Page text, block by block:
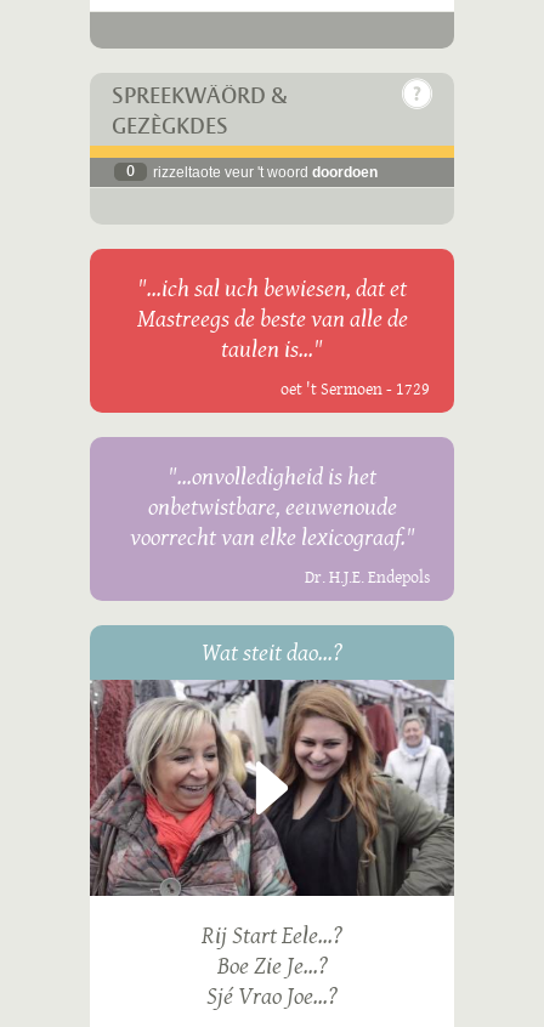
SPREEKWÄÖRD &
GEZÈGKDES
0 rizzeltaote veur 't woord doordoen
"...ich sal uch bewiesen, dat et
Mastreegs de beste van alle de
taulen is..."
oet 't Sermoen - 1729
"...onvolledigheid is het
onbetwistbare, eeuwenoude
voorrecht van elke lexicograaf."
Dr. H.J.E. Endepols
Wat steit dao...?
Rij Start Eele...?
Boe Zie Je...?
Sjé Vrao Joe...?